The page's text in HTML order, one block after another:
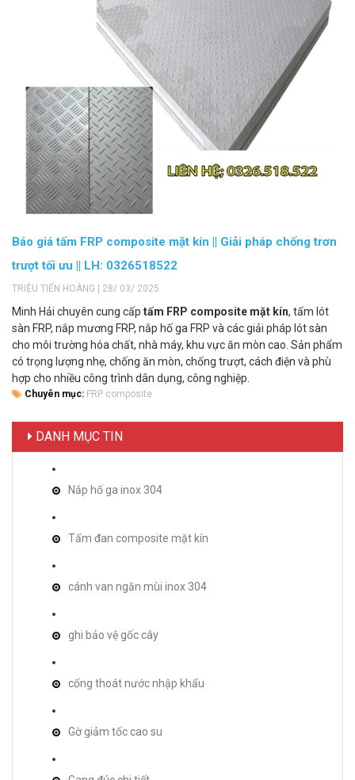
Báo giá tấm FRP composite mặt kín || Giải pháp chống trơn
trượt tối ưu || LH: 0326518522
TRIỆU TIẾN HOÀNG | 28/ 03/ 2025
Minh Hải chuyên cung cấp tấm FRP composite mặt kín, tấm lót
sàn FRP, nắp mương FRP, nắp hố ga FRP và các giải pháp lót sàn
cho môi trường hóa chất, nhà máy, khu vực ăn mòn cao. Sản phẩm
có trọng lượng nhẹ, chống ăn mòn, chống trượt, cách điện và phù
hợp cho nhiều công trình dân dụng, công nghiệp.
Chuyên mục: FRP composite
DANH MỤC TIN
Nắp hố ga inox 304
Tấm đan composite mặt kín
cánh van ngăn mùi inox 304
ghi bảo vệ gốc cây
cống thoát nước nhập khẩu
Gờ giảm tốc cao su